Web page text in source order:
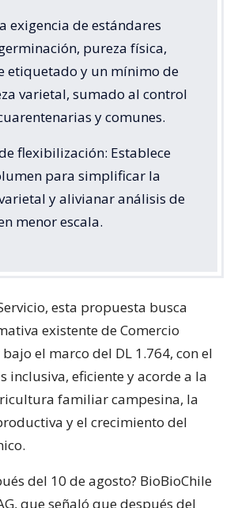
exigencia de estándares
pureza física,
etiquetado y un mínimo de
varietal, sumado al control
y comunes.
flexibilización: Establece
para simplificar la
y alivianar análisis de
menor escala.
esta propuesta busca
existente de Comercio
el marco del DL 1.764, con el
inclusiva, eficiente y acorde a la
familiar campesina, la
y el crecimiento del
del 10 de agosto? BioBioChile
que señaló que después del